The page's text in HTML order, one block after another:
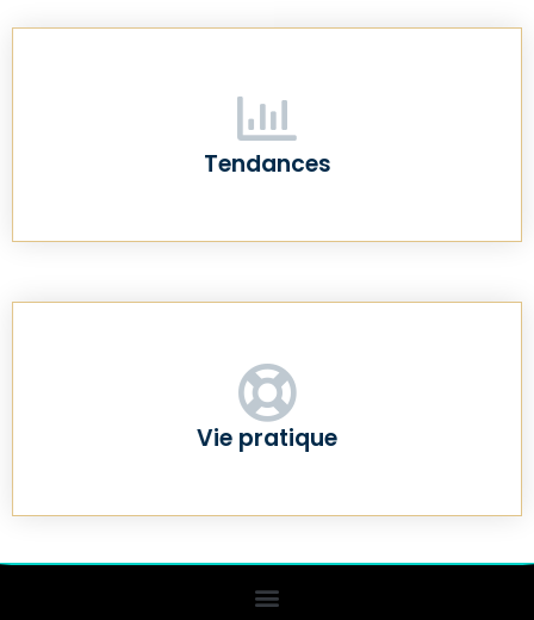
Tendances
Vie pratique